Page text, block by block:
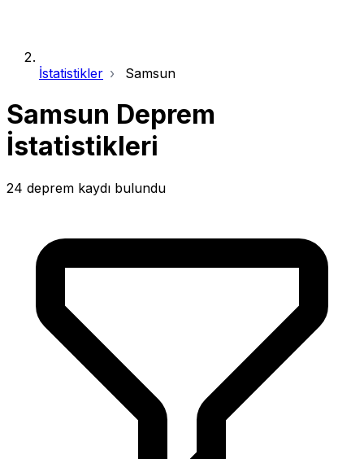
İstatistikler Samsun
Samsun Deprem
İstatistikleri
24 deprem kaydı bulundu